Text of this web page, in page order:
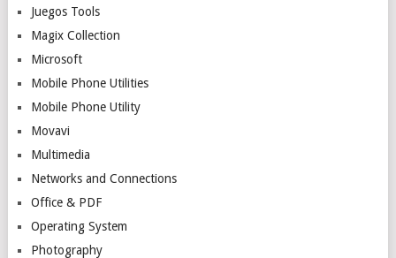
Juegos Tools
Magix Collection
Microsoft
Mobile Phone Utilities
Mobile Phone Utility
Movavi
Multimedia
Networks and Connections
Office & PDF
Operating System
Photography